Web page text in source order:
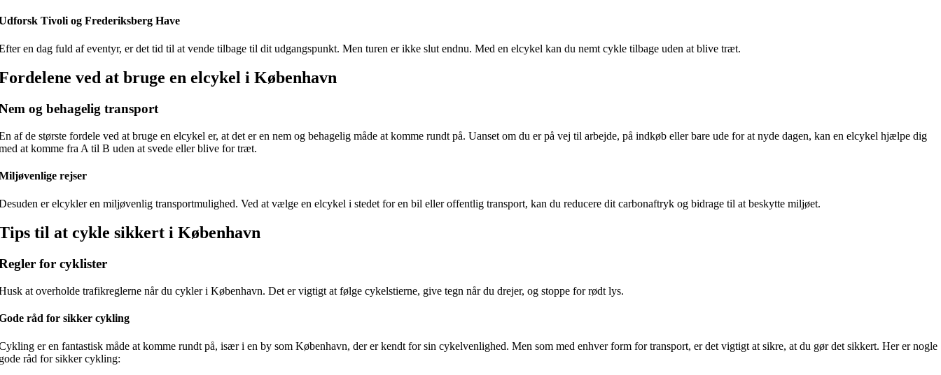
Tivoli og Frederiksberg Have
en dag fuld af eventyr, er det tid til at vende tilbage til dit udgangspunkt. Men turen er ikke slut endnu. Med en elcykel kan du nemt cykle tilbage uden at blive træt.
ved at bruge en elcykel i København
og behagelig transport
af de største fordele ved at bruge en elcykel er, at det er en nem og behagelig måde at komme rundt på. Uanset om du er på vej til arbejde, på indkøb eller bare ude for at nyde dagen, kan en elcykel hjælpe dig
at komme fra A til B uden at svede eller blive for træt.
rejser
er elcykler en miljøvenlig transportmulighed. Ved at vælge en elcykel i stedet for en bil eller offentlig transport, kan du reducere dit carbonaftryk og bidrage til at beskytte miljøet.
til at cykle sikkert i København
for cyklister
at overholde trafikreglerne når du cykler i København. Det er vigtigt at følge cykelstierne, give tegn når du drejer, og stoppe for rødt lys.
råd for sikker cykling
er en fantastisk måde at komme rundt på, især i en by som København, der er kendt for sin cykelvenlighed. Men som med enhver form for transport, er det vigtigt at sikre, at du gør det sikkert. Her er nogle
råd for sikker cykling: